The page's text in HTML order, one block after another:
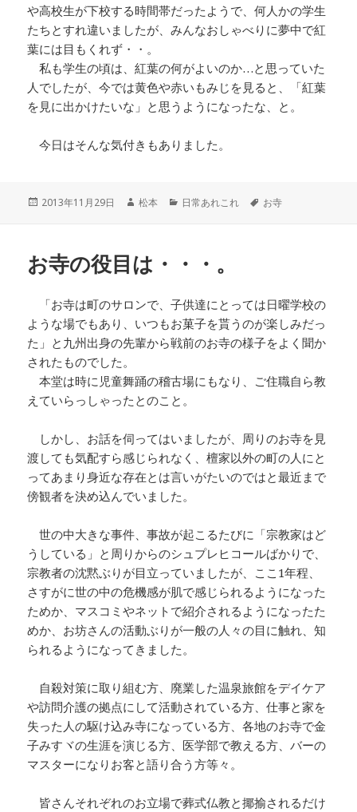
や高校生が下校する時間帯だったようで、何人かの学生
たちとすれ違いましたが、みんなおしゃべりに夢中で紅
葉には目もくれず・・。
私も学生の頃は、紅葉の何がよいのか…と思っていた
人でしたが、今では黄色や赤いもみじを見ると、「紅葉
を見に出かけたいな」と思うようになったな、と。
今日はそんな気付きもありました。
投
2013年11月29日
作
松本
カ
ー
日常あれこれ
タ
お寺
お寺の役目は・・・。
「お寺は町のサロンで、子供達にとっては日曜学校の
ような場でもあり、いつもお菓子を貰うのが楽しみだっ
た」と九州出身の先輩から戦前のお寺の様子をよく聞か
されたものでした。
本堂は時に児童舞踊の稽古場にもなり、ご住職自ら教
えていらっしゃったとのこと。
しかし、お話を伺ってはいましたが、周りのお寺を見
渡しても気配すら感じられなく、檀家以外の町の人にと
ってあまり身近な存在とは言いがたいのではと最近まで
傍観者を決め込んでいました。
世の中大きな事件、事故が起こるたびに「宗教家はど
うしている」と周りからのシュプレヒコールばかりで、
宗教者の沈黙ぶりが目立っていましたが、ここ1年程、
さすがに世の中の危機感が肌で感じられるようになった
ためか、マスコミやネットで紹介されるようになったた
めか、お坊さんの活動ぶりが一般の人々の目に触れ、知
られるようになってきました。
自殺対策に取り組む方、廃業した温泉旅館をデイケア
や訪問介護の拠点にして活動されている方、仕事と家を
失った人の駆け込み寺になっている方、各地のお寺で金
子みすヾの生涯を演じる方、医学部で教える方、バーの
マスターになりお客と語り合う方等々。
皆さんそれぞれのお立場で葬式仏教と揶揄されるだけ